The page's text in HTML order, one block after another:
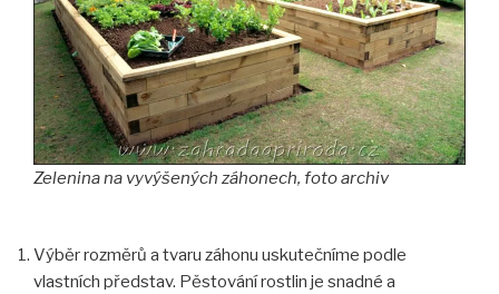
Zelenina na vyvýšených záhonech, foto archiv
Výběr rozměrů a tvaru záhonu uskutečníme podle
vlastních představ. Pěstování rostlin je snadné a